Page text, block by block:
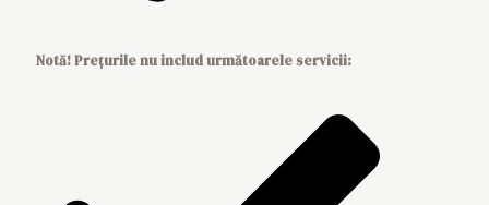
Notă! Prețurile nu includ următoarele servicii: